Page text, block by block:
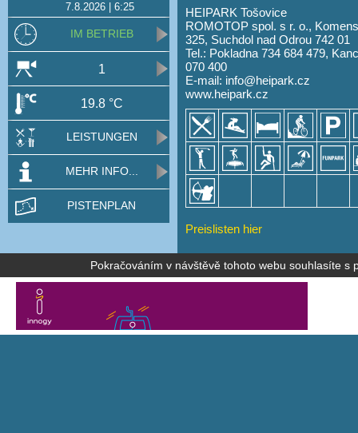
HEIPARK Tošovice
ROMOTOP spol. s r. o.,
325, Suchdol nad Odrou 742 01
Tel.: Pokladna 734 684 479,
070 400
E-mail: info@heipark.cz
www.heipark.cz
Preislisten hier
7.8.2026 | 6:25
IM BETRIEB
1
19.8 °C
LEISTUNGEN
MEHR INFO...
PISTENPLAN
Pokračováním v návštěvě tohoto webu souhlasíte